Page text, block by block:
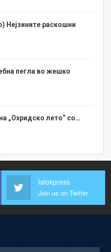
Нејзините раскошни
пегла во жешко
„Охридско лето“ со…
Istokpress
Join us on Twitter